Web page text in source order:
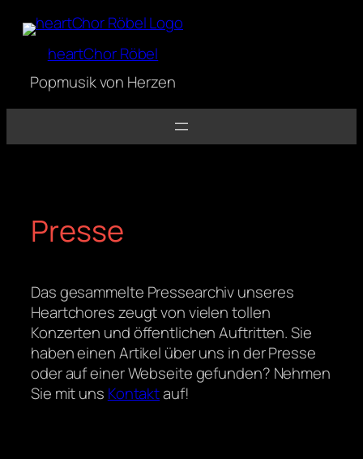
Inhalt
springenheartChor Röbel
Popmusik von Herzen
Presse
Das gesammelte Pressearchiv unseres
Heartchores zeugt von vielen tollen
Konzerten und öffentlichen Auftritten. Sie
haben einen Artikel über uns in der Presse
oder auf einer Webseite gefunden? Nehmen
Sie mit uns Kontaktauf!